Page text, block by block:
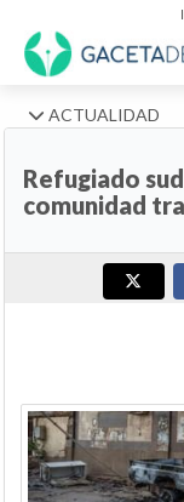
ACTUALIDAD
Refugiado
comunidad